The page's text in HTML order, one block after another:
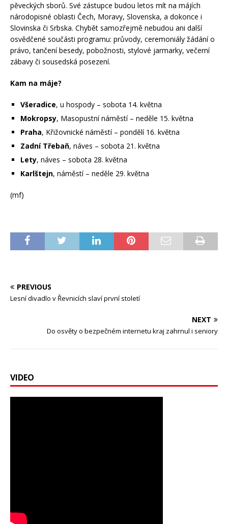
pěveckých sborů. Své zástupce budou letos mít na májích
národopisné oblasti Čech, Moravy, Slovenska, a dokonce i
Slovinska či Srbska. Chybět samozřejmě nebudou ani další
osvědčené součásti programu: průvody, ceremoniály žádání o
právo, tančení besedy, pobožnosti, stylové jarmarky, večerní
zábavy či sousedská posezení.
Kam na máje?
Všeradice, u hospody – sobota 14. května
Mokropsy, Masopustní náměstí – neděle 15. května
Praha, Křižovnické náměstí – pondělí 16. května
Zadní Třebaň, náves – sobota 21. května
Lety, náves – sobota 28. května
Karlštejn, náměstí – neděle 29. května
(mf)
PREVIOUS
Lesní divadlo v Řevnicích slaví první století
NEXT
Do osvěty o bezpečném internetu kraj zahrnul i seniory
VIDEO